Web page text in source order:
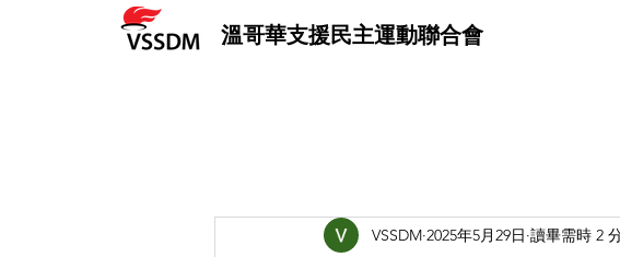
溫哥華支援民主運動聯合會
VSSDM 2025年5月29日 讀畢需時 2